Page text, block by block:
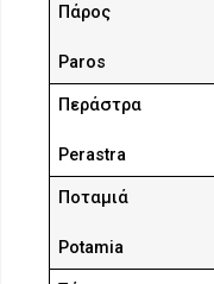
Πάρος
Paros
Περάστρα
Perastra
Ποταμιά
Potamia